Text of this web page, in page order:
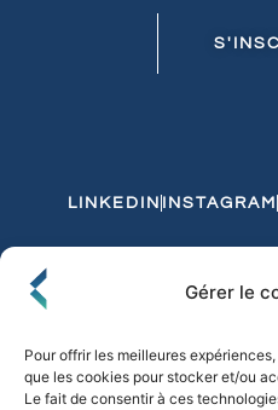
Gérer le
Pour offrir les meilleures
que les cookies pour stocker et/ou
Le fait de consentir à ces
LINKEDIN INSTAGRAM
Politique de Confidentialité et